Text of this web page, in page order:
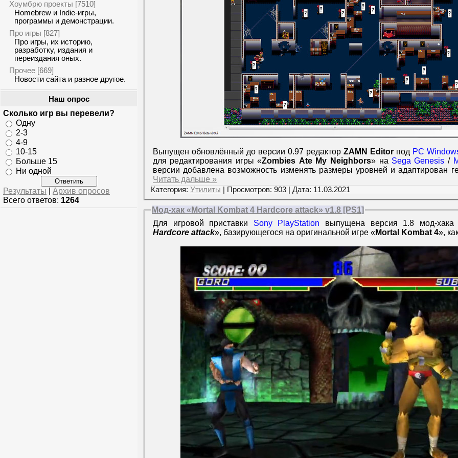
Хоумбрю проекты [7510]
Homebrew и Indie-игры,
программы и демонстрации.
Про игры [827]
Про игры, их историю,
разработку, издания и
переиздания оных.
Прочее [669]
Новости сайта и разное другое.
Наш опрос
Сколько игр вы перевели?
Одну
2-3
4-9
10-15
Больше 15
Ни одной
Результаты
Архив опросов
Всего ответов: 1264
Выпущен обновлённый до версии 0.97 редактор ZAMN Editor под PC
для редактирования игры «Zombies Ate My Neighbors» на Sega Genesis /
версии добавлена возможность изменять размеры уровней и адаптирован
Читать дальше »
Категория: Утилиты | Просмотров: 903 | Дата: 11.03.2021
Мод-хак «Mortal Kombat 4 Hardcore attack» v1.8 [PS1]
Для игровой приставки Sony PlayStation выпущена версия 1.8 мод-хака
Hardcore attack», базирующегося на оригинальной игре «Mortal Kombat 4»,